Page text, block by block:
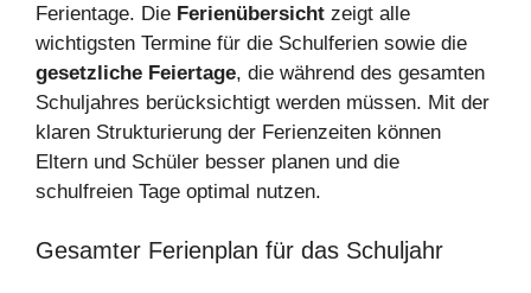
Ferientage. Die Ferienübersicht zeigt alle
wichtigsten Termine für die Schulferien sowie die
gesetzliche Feiertage, die während des gesamten
Schuljahres berücksichtigt werden müssen. Mit der
klaren Strukturierung der Ferienzeiten können
Eltern und Schüler besser planen und die
schulfreien Tage optimal nutzen.
Gesamter Ferienplan für das Schuljahr